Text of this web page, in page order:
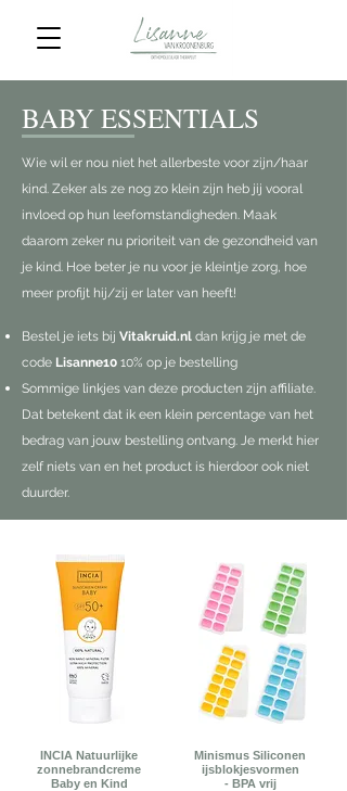
BABY ESSENTIALS
Wie wil er nou niet het allerbeste voor zijn/haar
kind. Zeker als ze nog zo klein zijn heb jij vooral
invloed op hun leefomstandigheden. Maak
daarom zeker nu prioriteit van de gezondheid van
je kind. Hoe beter je nu voor je kleintje zorg, hoe
meer profijt hij/zij er later van heeft!
Bestel je iets bij Vitakruid.nl dan krijg je met de
code Lisanne10 10% op je bestelling
Sommige linkjes van deze producten zijn affiliate.
Dat betekent dat ik een klein percentage van het
bedrag van jouw bestelling ontvang. Je merkt hier
zelf niets van en het product is hierdoor ook niet
duurder.
INCIA Natuurlijke
zonnebrandcreme
Baby en Kind
Minismus Siliconen
ijsblokjesvormen
- BPA vrij